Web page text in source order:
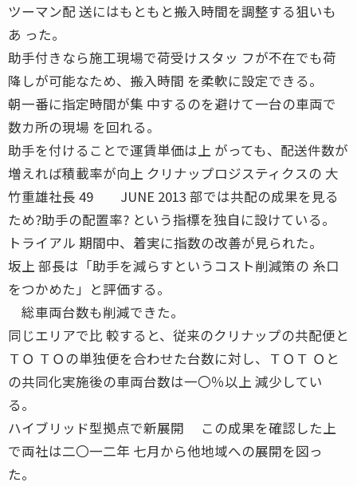
ツーマン配 送にはもともと搬入時間を調整する狙いも
あ った。
助手付きなら施工現場で荷受けスタッ フが不在でも荷
降しが可能なため、搬入時間 を柔軟に設定できる。
朝一番に指定時間が集 中するのを避けて一台の車両で
数カ所の現場 を回れる。
助手を付けることで運賃単価は上 がっても、配送件数が
増えれば積載率が向上 クリナップロジスティクスの 大
竹重雄社長 49 JUNE 2013 部では共配の成果を見る
ため?助手の配置率? という指標を独自に設けている。
トライアル 期間中、着実に指数の改善が見られた。
坂上 部長は「助手を減らすというコスト削減策の 糸口
をつかめた」と評価する。
総車両台数も削減できた。
同じエリアで比 較すると、従来のクリナップの共配便と
ＴＯ ＴＯの単独便を合わせた台数に対し、ＴＯＴ Ｏと
の共同化実施後の車両台数は一〇％以上 減少してい
る。
ハイブリッド型拠点で新展開 この成果を確認した上
で両社は二〇一二年 七月から他地域への展開を図っ
た。